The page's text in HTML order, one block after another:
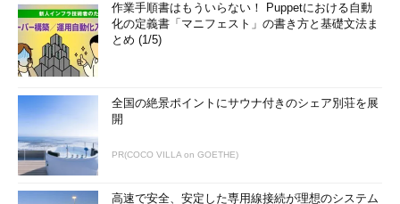
作業手順書はもういらない！ Puppetにおける自動
化の定義書「マニフェスト」の書き方と基礎文法ま
とめ (1/5)
全国の絶景ポイントにサウナ付きのシェア別荘を展
開
PR(COCO VILLA on GOETHE)
高速で安全、安定した専用線接続が理想のシステム